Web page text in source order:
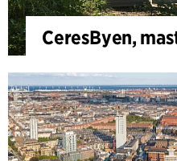
CeresByen,